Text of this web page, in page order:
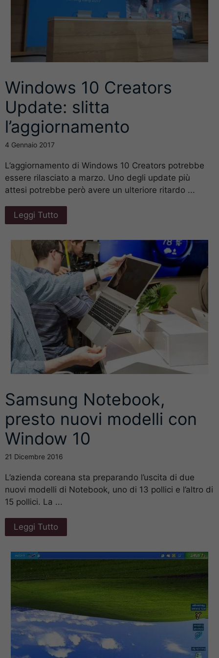
Windows 10 Creators
Update: slitta
l’aggiornamento
4 Gennaio 2017
L’aggiornamento di Windows 10 Creators potrebbe
essere rilasciato a marzo. Uno degli update più
attesi potrebbe però avere un ulteriore ritardo ...
Leggi Tutto
Samsung Notebook,
presto nuovi modelli con
Window 10
21 Dicembre 2016
L’azienda coreana sta preparando l’uscita di due
nuovi modelli di Notebook, uno di 13 pollici e l’altro di
15 pollici. La ...
Leggi Tutto